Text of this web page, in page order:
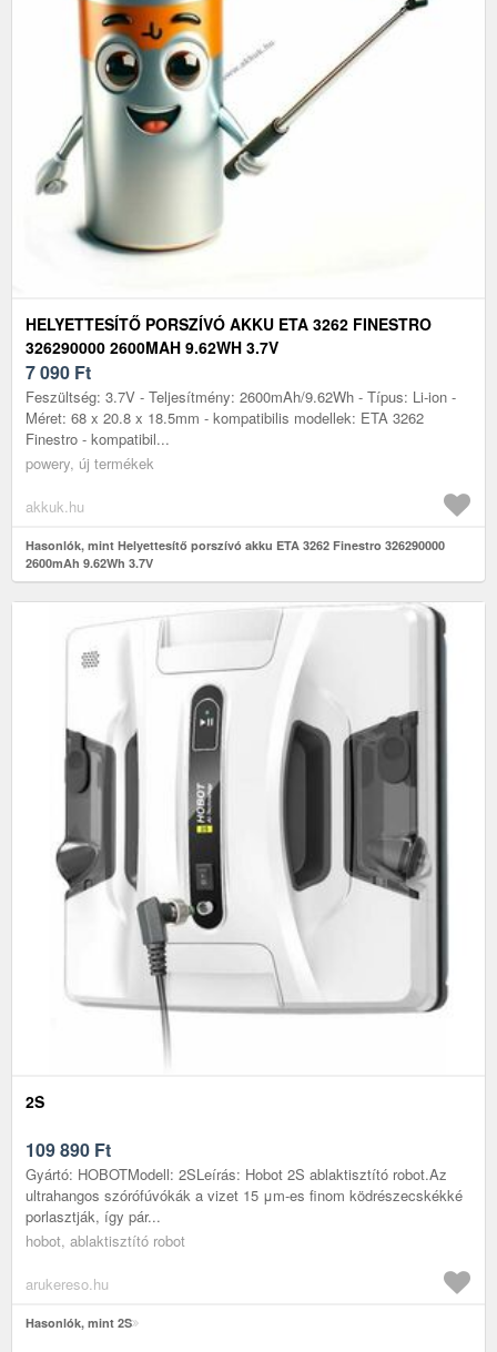
HELYETTESÍTŐ PORSZÍVÓ AKKU ETA 3262 FINESTRO
326290000 2600MAH 9.62WH 3.7V
7 090 Ft
Feszültség: 3.7V - Teljesítmény: 2600mAh/9.62Wh - Típus: Li-ion -
Méret: 68 x 20.8 x 18.5mm - kompatibilis modellek: ETA 3262
Finestro - kompatibil...
powery, új termékek
akkuk.hu
Hasonlók, mint Helyettesítő porszívó akku ETA 3262 Finestro 326290000
2600mAh 9.62Wh 3.7V
2S
109 890 Ft
Gyártó: HOBOTModell: 2SLeírás: Hobot 2S ablaktisztító robot.Az
ultrahangos szórófúvókák a vizet 15 μm-es finom ködrészecskékké
porlasztják, így pár...
hobot, ablaktisztító robot
arukereso.hu
Hasonlók, mint 2S